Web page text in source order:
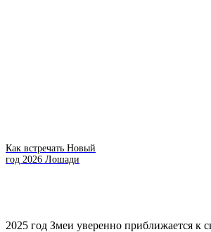
Как встречать Новый
год 2026 Лошади
2025 год Змеи уверенно приближается к